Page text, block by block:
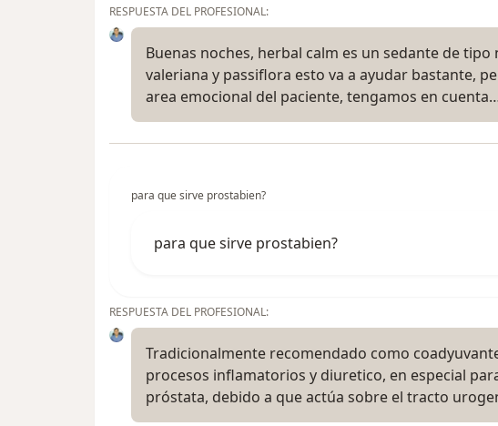
RESPUESTA DEL PROFESIONAL:
Buenas noches, herbal calm es un sedante de
valeriana y passiflora esto va a ayudar bastante,
area emocional del paciente, tengamos en
para que sirve prostabien?
para que sirve prostabien?
RESPUESTA DEL PROFESIONAL:
Tradicionalmente recomendado como
procesos inflamatorios y diuretico, en especial
próstata, debido a que actúa sobre el tracto